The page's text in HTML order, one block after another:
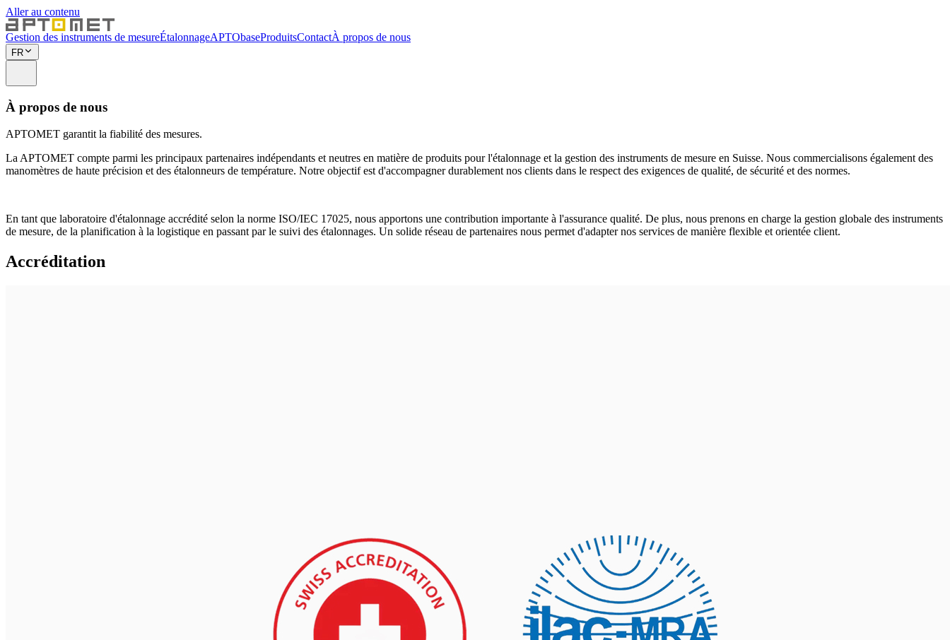
Aller au contenu
Gestion des instruments de mesureÉtalonnageAPTObaseProduitsContactÀ propos de nous
FR
À propos de nous
APTOMET garantit la fiabilité des mesures.
La APTOMET compte parmi les principaux partenaires indépendants et neutres en matière de produits pour l'étalonnage et la gestion des instruments de mesure en Suisse. Nous commercialisons également des
manomètres de haute précision et des étalonneurs de température. Notre objectif est d'accompagner durablement nos clients dans le respect des exigences de qualité, de sécurité et des normes.
En tant que laboratoire d'étalonnage accrédité selon la norme ISO/IEC 17025, nous apportons une contribution importante à l'assurance qualité. De plus, nous prenons en charge la gestion globale des instruments
de mesure, de la planification à la logistique en passant par le suivi des étalonnages. Un solide réseau de partenaires nous permet d'adapter nos services de manière flexible et orientée client.
Accréditation